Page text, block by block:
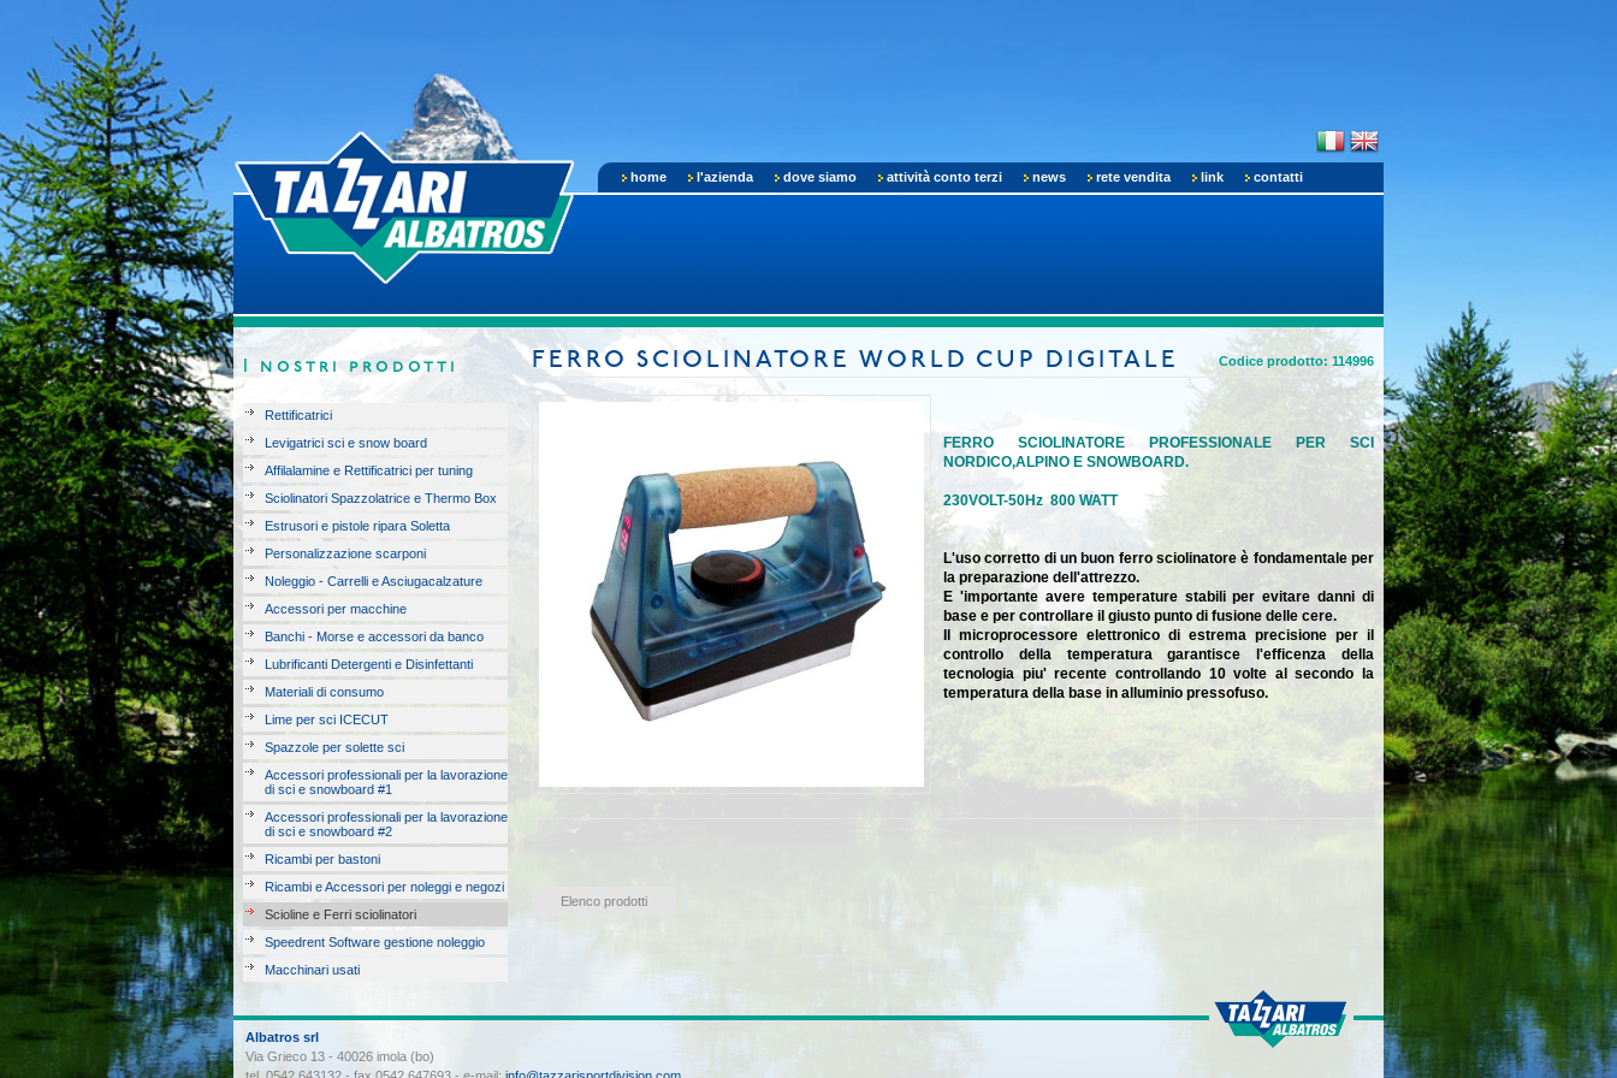
home l'azienda dove siamo attività conto terzi news rete vendita link contatti
I nostri prodotti
Rettificatrici
Levigatrici sci e snow board
Affilalamine e Rettificatrici per tuning
Sciolinatori Spazzolatrice e Thermo Box
Estrusori e pistole ripara Soletta
Personalizzazione scarponi
Noleggio - Carrelli e Asciugacalzature
Accessori per macchine
Banchi - Morse e accessori da banco
Lubrificanti Detergenti e Disinfettanti
Materiali di consumo
Lime per sci ICECUT
Spazzole per solette sci
Accessori professionali per la lavorazione
di sci e snowboard #1
Accessori professionali per la lavorazione
di sci e snowboard #2
Ricambi per bastoni
Ricambi e Accessori per noleggi e negozi
Scioline e Ferri sciolinatori
Speedrent Software gestione noleggio
Macchinari usati
FERRO SCIOLINATORE WORLD CUP DIGITALE Codice prodotto: 114996
FERRO SCIOLINATORE PROFESSIONALE PER SCI
NORDICO,ALPINO E SNOWBOARD.
230VOLT-50Hz 800 WATT
L'uso corretto di un buon ferro sciolinatore è fondamentale per
la preparazione dell'attrezzo.
E 'importante avere temperature stabili per evitare danni di
base e per controllare il giusto punto di fusione delle cere.
Il microprocessore elettronico di estrema precisione per il
controllo della temperatura garantisce l'efficenza della
tecnologia piu' recente controllando 10 volte al secondo la
temperatura della base in alluminio pressofuso.
Elenco prodotti
Albatros srl
Via Grieco 13 - 40026 imola (bo)